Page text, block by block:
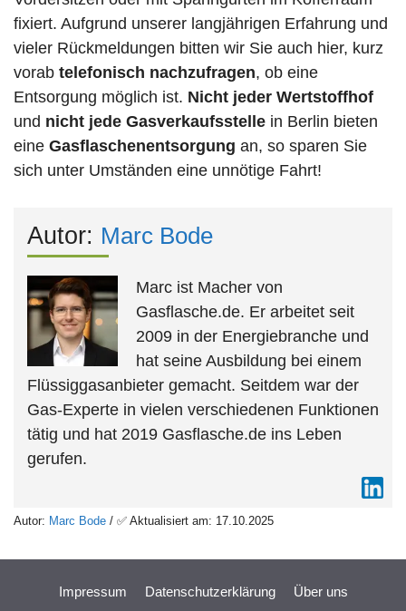
fixiert. Aufgrund unserer langjährigen Erfahrung und
vieler Rückmeldungen bitten wir Sie auch hier, kurz
vorab telefonisch nachzufragen, ob eine
Entsorgung möglich ist. Nicht jeder Wertstoffhof
und nicht jede Gasverkaufsstelle in Berlin bieten
eine Gasflaschenentsorgung an, so sparen Sie
sich unter Umständen eine unnötige Fahrt!
Autor: Marc Bode
Marc ist Macher von
Gasflasche.de. Er arbeitet seit
2009 in der Energiebranche und
hat seine Ausbildung bei einem
Flüssiggasanbieter gemacht. Seitdem war der
Gas-Experte in vielen verschiedenen Funktionen
tätig und hat 2019 Gasflasche.de ins Leben
gerufen.
Autor: Marc Bode / ✅ Aktualisiert am: 17.10.2025
Impressum Datenschutzerklärung Über uns